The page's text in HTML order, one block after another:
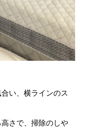
い、横ラインのス
さで、掃除のしや